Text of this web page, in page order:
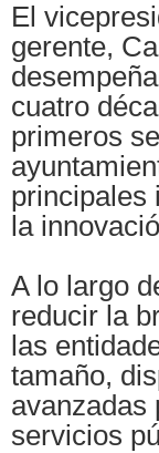
El
gerente,
cuatro
primeros
principales
la
A lo largo
reducir la
las
tamaño,
avanzadas
servicios